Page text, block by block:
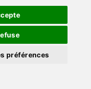
préférences
Politique de